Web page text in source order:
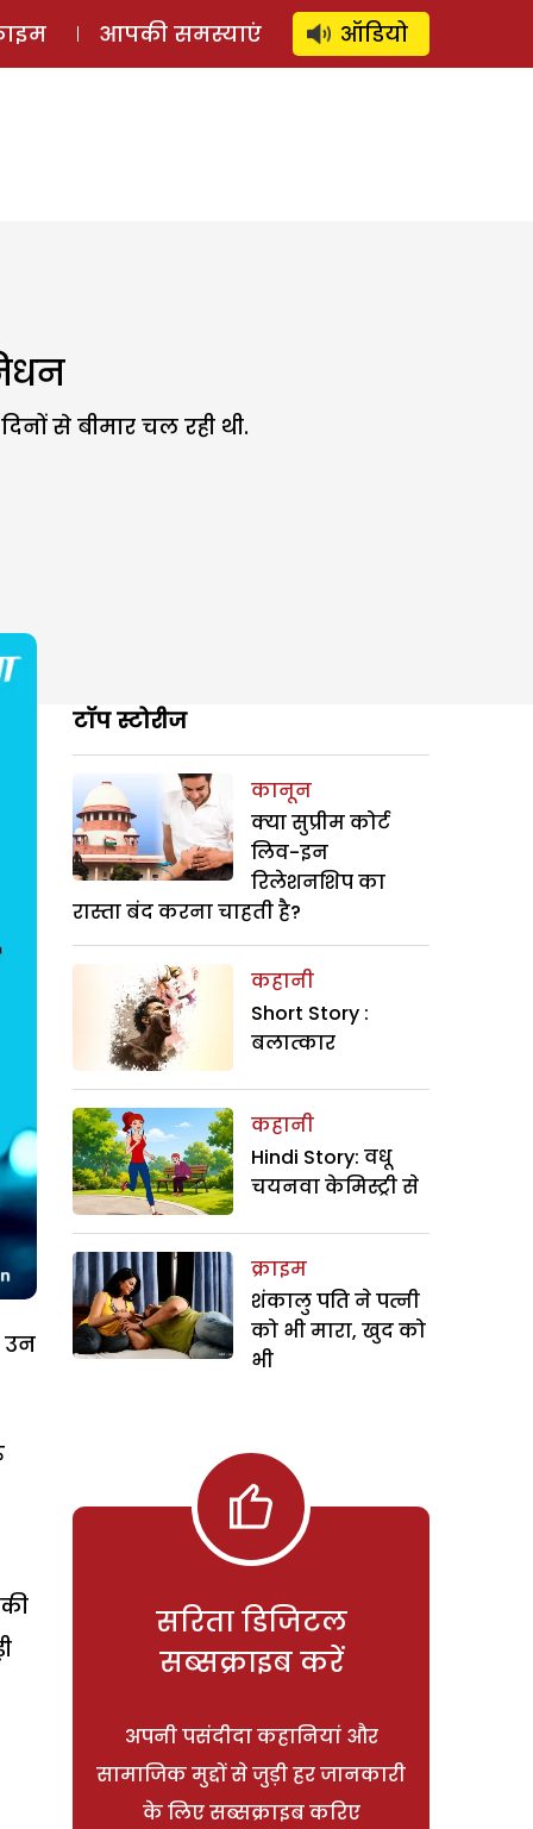
लॉग इन ⚲ SUBSCRIBE
आपकी समस्याएं ऑडियो
से बीमार चल रही थी.
उन
टॉप स्टोरीज
कानून
क्या सुप्रीम कोर्ट
लिव-इन
रिलेशनशिप का
रास्ता बंद करना चाहती है?
कहानी
Short Story :
बलात्कार
कहानी
Hindi Story: वधू
चयनवा केमिस्ट्री से
क्राइम
शंकालु पति ने पत्नी
को भी मारा, खुद को
भी
सरिता डिजिटल
सब्सक्राइब करें
अपनी पसंदीदा कहानियां और
सामाजिक मुद्दों से जुड़ी हर जानकारी
के लिए सब्सक्राइब करिए